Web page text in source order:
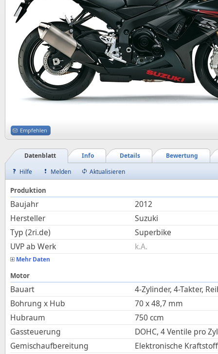
Empfehlen
Bewertung
Details
Info
Datenblatt
Hilfe
Melden Aktualisieren
Produktion
Baujahr
2012
Hersteller
Suzuki
Typ (2ri.de)
Superbike
UVP ab Werk
k.A.
Mehr Daten
Motor
Bauart
4-Zylinder, 4-Takter,
Bohrung x Hub
70x48,7 mm
Hubraum
750 ccm
Gassteuerung
DOHC, 4 Ventile pro
Gemischaufbereitung
Elektronische